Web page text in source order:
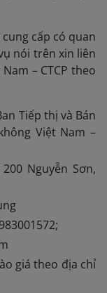
cấp có quan
nói trên xin liên
– CTCP theo
Tiếp thị và Bán
Việt Nam –
Nguyễn Sơn,
giá theo địa chỉ